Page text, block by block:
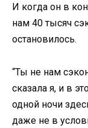
И когда он в
нам 40 тысяч
остановилось.
“Ты не нам
сказала я, и в
одной ночи
даже не в